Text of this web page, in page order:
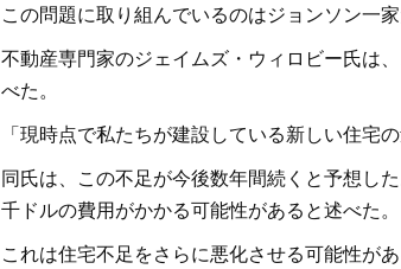
この問題に取り組んでいるのはジョンソン一家
不動産専門家のジェイムズ・ウィロビー氏は
べた。
「現時点で私たちが建設している新しい住宅
同氏は、この不足が今後数年間続くと予想し
千ドルの費用がかかる可能性があると述べた。
これは住宅不足をさらに悪化させる可能性が